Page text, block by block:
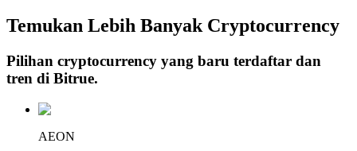
Pinjaman
Layanan pinjaman yang didukung Crypto
Temukan Lebih Banyak Cryptocurrency
Pilihan cryptocurrency yang baru terdaftar dan
tren di Bitrue.
AEON